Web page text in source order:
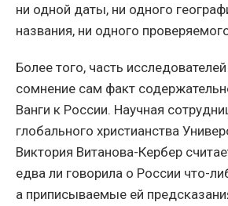
ни одной даты, ни одного
названия, ни одного
Более того, часть
сомнение сам факт
Ванги к России. Научная
глобального христианства
Виктория Витанова-Кербер
едва ли говорила о России что-
а приписываемые ей